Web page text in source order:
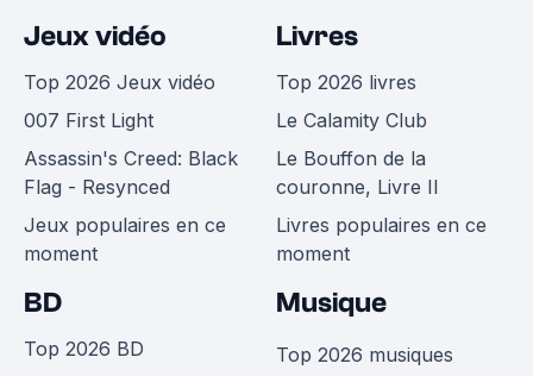
Jeux vidéo
Top 2026 Jeux vidéo
007 First Light
Assassin's Creed: Black
Flag - Resynced
Jeux populaires en ce
moment
Livres
Top 2026 livres
Le Calamity Club
Le Bouffon de la
couronne, Livre II
Livres populaires en ce
moment
BD
Top 2026 BD
Musique
Top 2026 musiques